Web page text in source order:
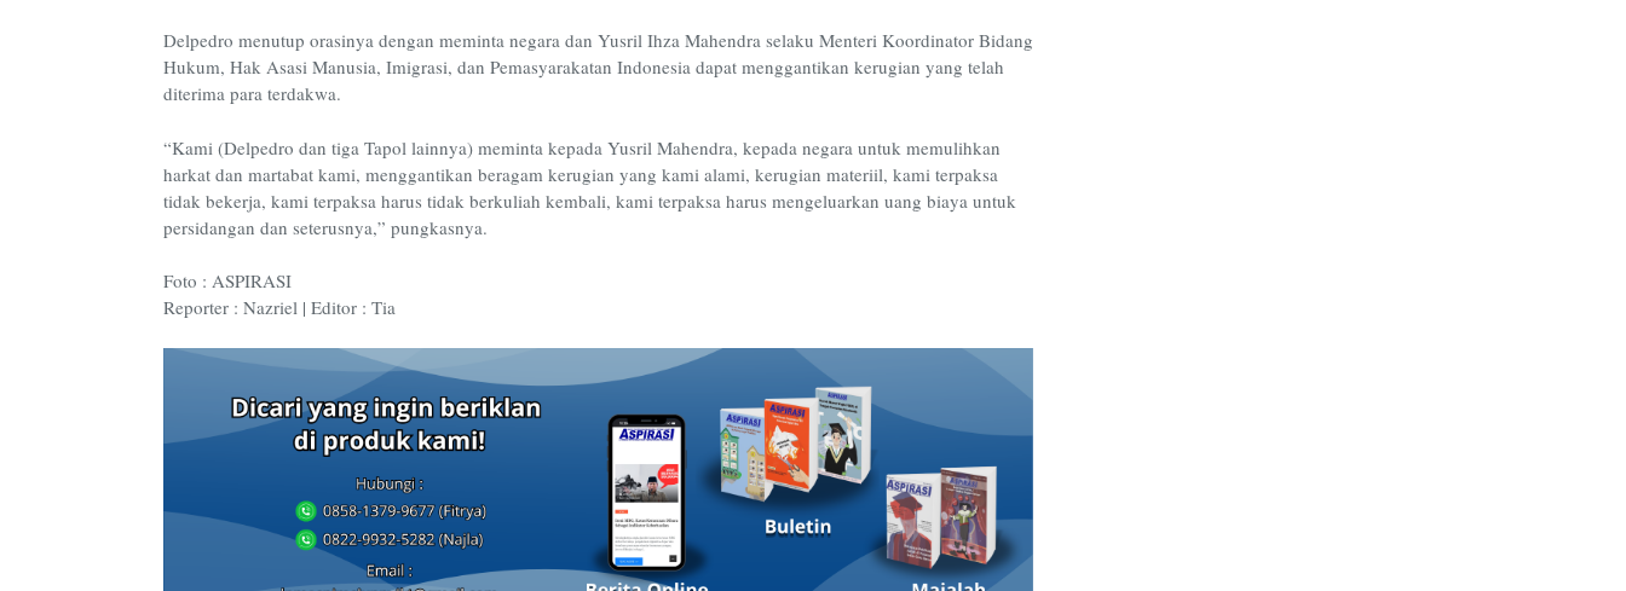
Delpedro menutup orasinya dengan meminta negara dan Yusril Ihza Mahendra selaku Menteri Koordinator Bidang
Hukum, Hak Asasi Manusia, Imigrasi, dan Pemasyarakatan Indonesia dapat menggantikan kerugian yang telah
diterima para terdakwa.
“Kami (Delpedro dan tiga Tapol lainnya) meminta kepada Yusril Mahendra, kepada negara untuk memulihkan
harkat dan martabat kami, menggantikan beragam kerugian yang kami alami, kerugian materiil, kami terpaksa
tidak bekerja, kami terpaksa harus tidak berkuliah kembali, kami terpaksa harus mengeluarkan uang biaya untuk
persidangan dan seterusnya,” pungkasnya.
Foto : ASPIRASI
Reporter : Nazriel | Editor : Tia